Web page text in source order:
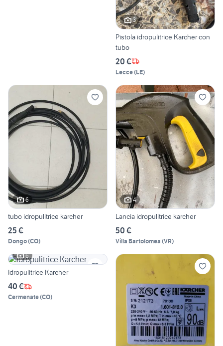
3
Pistola idropulitrice Karcher con
tubo
20 €
Lecce(LE)
6
tubo idropulitrice karcher
25 €
Dongo(CO)
4
Lancia idropulitrice karcher
50 €
Villa Bartolomea (VR)
6
Idropulitrice Karcher
40 €
Cermenate(CO)